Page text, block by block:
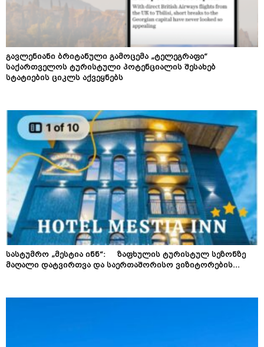
გავლენიანი ბრიტანული გამოცემა „ტელეგრაფი“
საქართველოს ტურისტული პოტენციალის შესახებ
სტატიების ციკლს აქვეყნებს
სასტუმრო „მესტია ინნ“: ზაფხულის ტურისტულ სეზონზე
მაღალი დატვირთვა და საერთაშორისო ვიზიტორების...